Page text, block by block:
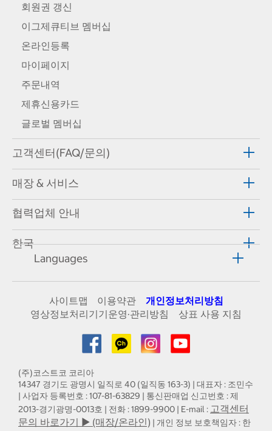
회원권 갱신
이그제큐티브 멤버십
온라인등록
마이페이지
주문내역
제휴신용카드
글로벌 멤버십
고객센터(FAQ/문의)
매장 & 서비스
협력업체 안내
한국
Languages
사이트맵 이용약관
개인정보처리방침
영상정보처리기기운영·관리방침
상표 사용 지침
(주)코스트코 코리아
14347 경기도 광명시 일직로 40 (일직동 163-3) | 대표자 : 조민수
| 사업자 등록번호 : 107-81-63829 | 통신판매업 신고번호 : 제
2013-경기광명-0013호 | 전화 : 1899-9900 | E-mail : 고객센터
문의 바로가기 ▶ (매장/온라인) | 개인 정보 보호책임자 : 한